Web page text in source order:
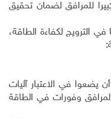
للمرافق لضمان تحقيق
الترويج لكفاءة الطاقة،
في الاعتبار آليات
وفورات في الطاقة